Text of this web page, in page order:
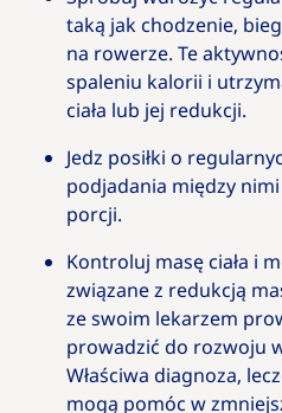
taką jak chodzenie,
na rowerze. Te
spaleniu kalorii i
ciała lub jej redukcji.
Jedz posiłki o
podjadania między
porcji.
Kontroluj masę ciała i
związane z redukcją
ze swoim lekarzem
prowadzić do rozwoju
Właściwa diagnoza,
mogą pomóc w